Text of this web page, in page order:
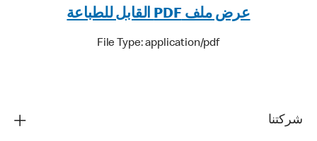
عرض ملف PDF القابل للطباعة
File Type: application/pdf
شركتنا